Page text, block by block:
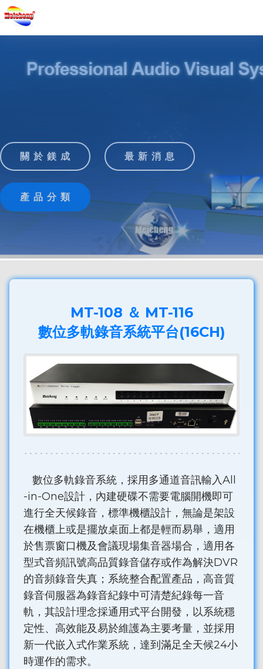
關 於 鎂 成 最 新 消 息
產 品 分 類
MT-108 ＆ MT-116
數位多軌錄音系統平台(16CH)
數位多軌錄音系統，採用多通道音訊輸入All
-in-One設計，內建硬碟不需要電腦開機即可
進行全天候錄音，標準機櫃設計，無論是架設
在機櫃上或是擺放桌面上都是輕而易舉，適用
於售票窗口機及會議現場集音器場合，適用各
型式音頻訊號高品質錄音儲存或作為解決DVR
的音頻錄音失真；系統整合配置產品，高音質
錄音伺服器為錄音紀錄中可清楚紀錄每一音
軌，其設計理念採通用式平台開發，以系統穩
定性、高效能及易於維護為主要考量，並採用
新一代嵌入式作業系統，達到滿足全天候24小
時運作的需求。